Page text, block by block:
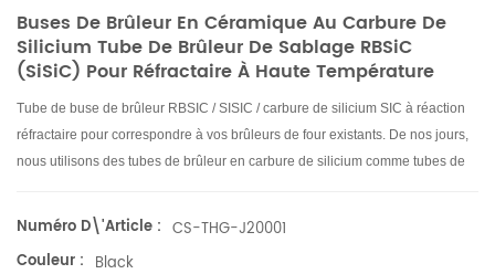
Buses De Brûleur En Céramique Au Carbure De
Silicium Tube De Brûleur De Sablage RBSiC
(SiSiC) Pour Réfractaire À Haute Température
Tube de buse de brûleur RBSIC / SISIC / carbure de silicium SIC à réaction
réfractaire pour correspondre à vos brûleurs de four existants. De nos jours,
nous utilisons des tubes de brûleur en carbure de silicium comme tubes de
Numéro D\'article : CS-THG-J20001
Couleur : Black